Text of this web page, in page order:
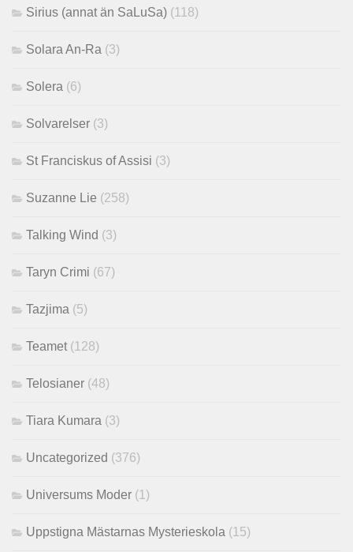
Sirius (annat än SaLuSa) (118)
Solara An-Ra (3)
Solera (6)
Solvarelser (3)
St Franciskus of Assisi (3)
Suzanne Lie (258)
Talking Wind (3)
Taryn Crimi (67)
Tazjima (5)
Teamet (128)
Telosianer (48)
Tiara Kumara (3)
Uncategorized (376)
Universums Moder (1)
Uppstigna Mästarnas Mysterieskola (15)